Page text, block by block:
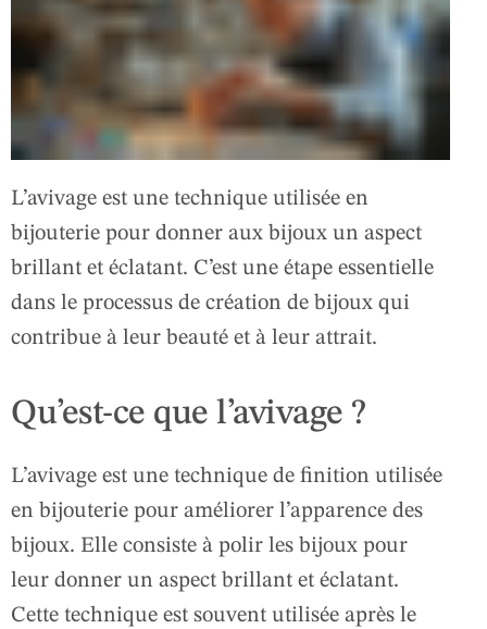
L’avivage est une technique utilisée en
bijouterie pour donner aux bijoux un aspect
brillant et éclatant. C’est une étape essentielle
dans le processus de création de bijoux qui
contribue à leur beauté et à leur attrait.
Qu’est-ce que l’avivage ?
L’avivage est une technique de finition utilisée
en bijouterie pour améliorer l’apparence des
bijoux. Elle consiste à polir les bijoux pour
leur donner un aspect brillant et éclatant.
Cette technique est souvent utilisée après le